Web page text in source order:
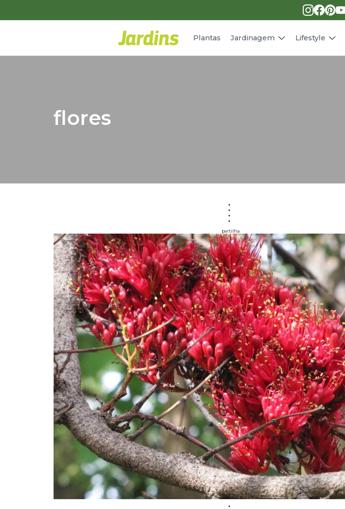
Plantas Jardinagem Lifestyle
Receitas
flores
partilha